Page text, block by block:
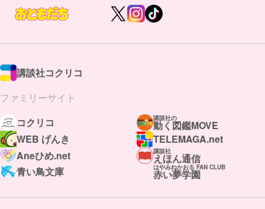
講談社コクリコ
ファミリーサイト
コクリコ
講談社の
動く図鑑MOVE
WEB げんき
TELEMAGA.net
Aneひめ.net
講談社
えほん通信
青い鳥文庫
はやみねかおる FAN CLUB
赤い夢学園